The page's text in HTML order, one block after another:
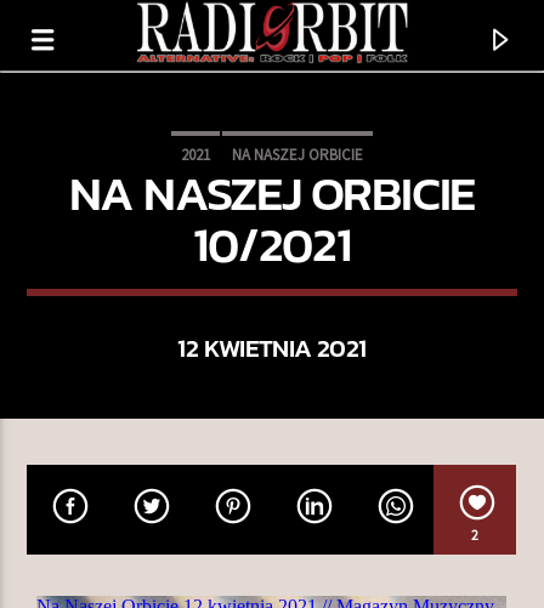
DENERWUJE NAS TO SAMO
BAHR
2021 NA NASZEJ ORBICIE
NA NASZEJ ORBICIE
10/2021
12 KWIETNIA 2021
2